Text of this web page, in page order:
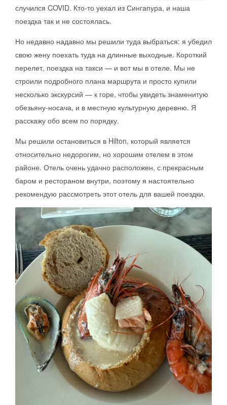
случился COVID. Кто-то уехал из Сингапура, и наша
поездка так и не состоялась.
Но недавно надавно мы решили туда выбраться: я убедил
свою жену поехать туда на длинные выходные. Короткий
перелет, поездка на такси — и вот мы в отеле. Мы не
строили подробного плана маршрута и просто купили
несколько экскурсий — к горе, чтобы увидеть знаменитую
обезьяну-носача, и в местную культурную деревню. Я
расскажу обо всем по порядку.
Мы решили остановиться в Hilton, который является
относительно недорогим, но хорошим отелем в этом
районе. Отель очень удачно расположен, с прекрасным
баром и рестораном внутри, поэтому я настоятельно
рекомендую рассмотреть этот отель для вашей поездки.